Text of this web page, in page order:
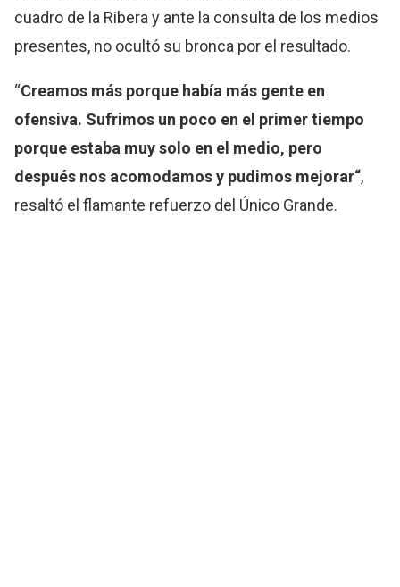
cuadro de la Ribera y ante la consulta de los medios
presentes, no ocultó su bronca por el resultado.
“Creamos más porque había más gente en
ofensiva. Sufrimos un poco en el primer tiempo
porque estaba muy solo en el medio, pero
después nos acomodamos y pudimos mejorar“,
resaltó el flamante refuerzo del Único Grande.